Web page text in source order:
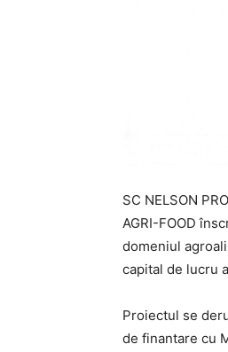
SC NELSON
AGRI-FOOD
domeniul
capital de lucru
Proiectul se
de finantare cu